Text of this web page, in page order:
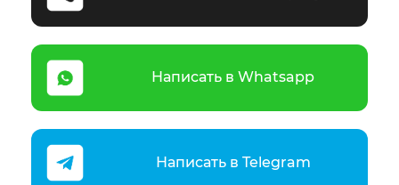
Написать в Whatsapp
Написать в Telegram